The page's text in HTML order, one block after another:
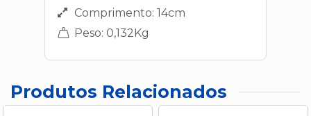
Comprimento: 14cm
Peso: 0,132Kg
Produtos Relacionados